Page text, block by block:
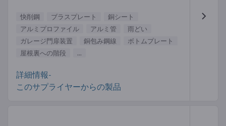
快削鋼 ブラスプレート
銅シート
アルミプロファイル
アルミ管
雨どい
ガレージ門扉装置
銅包み鋼線
ボトムプレート
屋根裏への階段
...
詳細情報-
このサプライヤーからの製品